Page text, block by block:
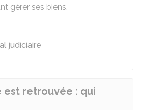
gérer ses biens.
judiciaire
est retrouvée : qui